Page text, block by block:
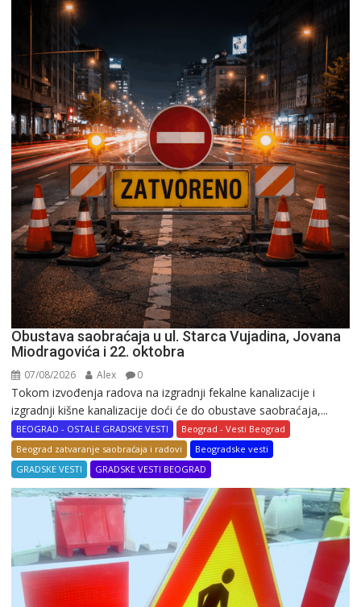
Obustava saobraćaja u ul. Starca Vujadina, Jovana
Miodragovića i 22. oktobra
07/08/2026 Alex 0
Tokom izvođenja radova na izgradnji fekalne kanalizacije i
izgradnji kišne kanalizacije doći će do obustave saobraćaja,...
BEOGRAD - OSTALE GRADSKE VESTI
Beograd - Vesti Beograd
Beograd zatvaranje saobraćaja i radovi
Beogradske vesti
GRADSKE VESTI
GRADSKE VESTI BEOGRAD